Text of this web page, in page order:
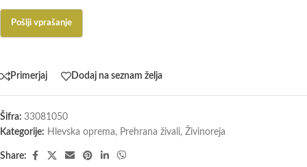
Primerjaj Dodaj na seznam želja
Šifra: 33081050
Kategorije: Hlevska oprema, Prehrana živali, Živinoreja
Share: